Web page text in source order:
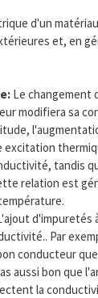
d'un
et, en
Le changement
modifiera sa
excitation
tandis
relation est
d'impuretés
Par
conducteur
aussi bon que
la